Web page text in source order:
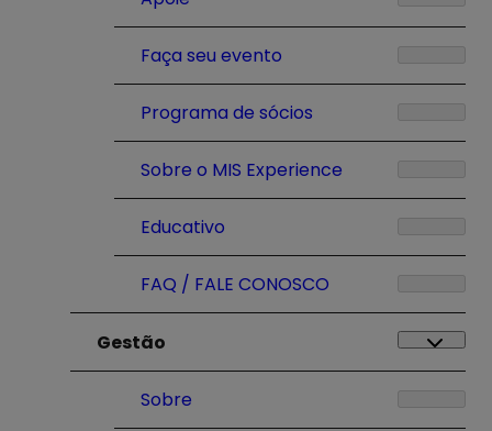
Faça seu evento
Programa de sócios
Sobre o MIS Experience
Educativo
FAQ / FALE CONOSCO
Gestão
Sobre